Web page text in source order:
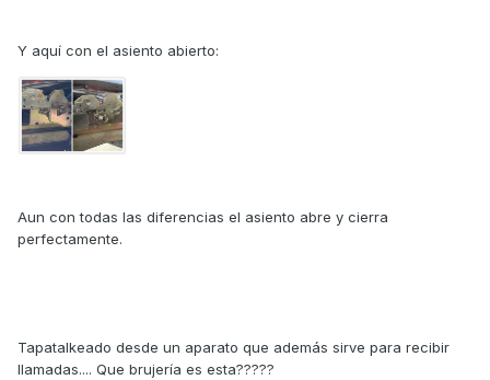
Y aquí con el asiento abierto:
Aun con todas las diferencias el asiento abre y cierra
perfectamente.
Tapatalkeado desde un aparato que además sirve para recibir
llamadas.... Que brujería es esta?????